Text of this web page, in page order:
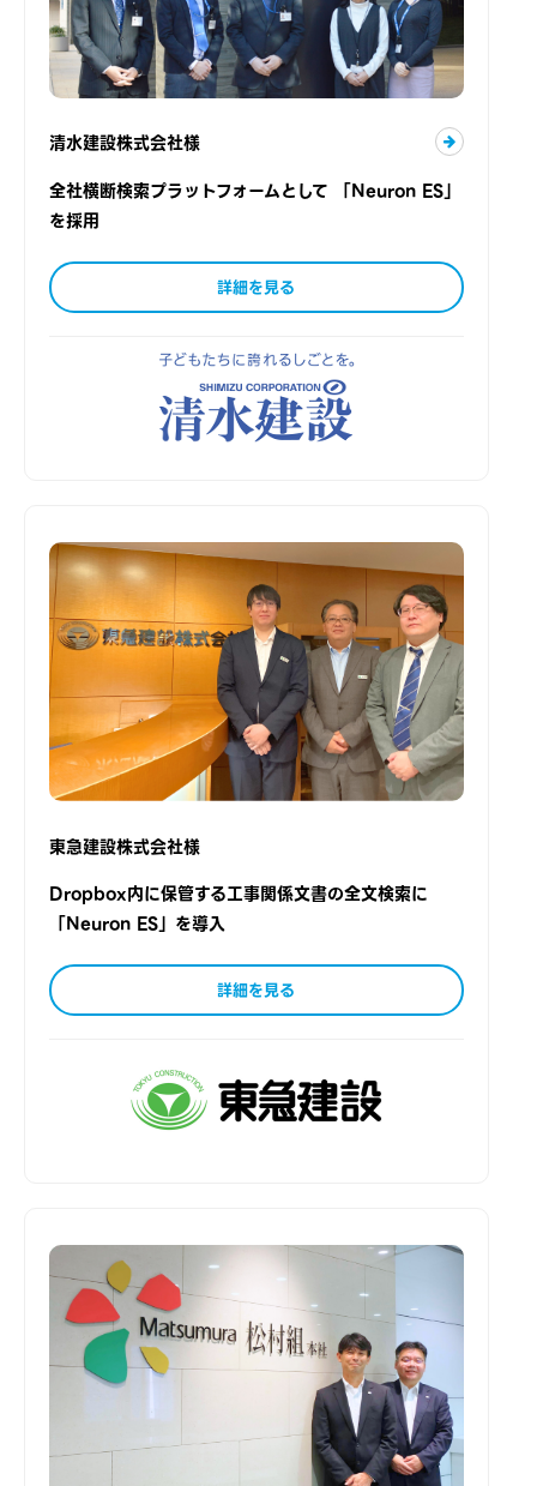
清水建設株式会社様
全社横断検索プラットフォームとして 「Neuron ES」
を採用
詳細を見る
東急建設株式会社様
Dropbox内に保管する工事関係文書の全文検索に
「Neuron ES」を導入
詳細を見る